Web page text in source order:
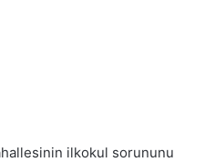
ilkokul sorununu